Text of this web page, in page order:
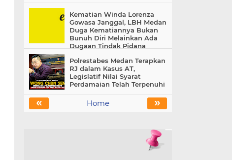
Kematian Winda Lorenza
Gowasa Janggal, LBH Medan
Duga Kematiannya Bukan
Bunuh Diri Melainkan Ada
Dugaan Tindak Pidana
Polrestabes Medan Terapkan
RJ dalam Kasus AT,
Legislatif Nilai Syarat
Perdamaian Telah Terpenuhi
« »
Home